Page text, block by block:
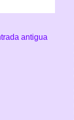
antigua